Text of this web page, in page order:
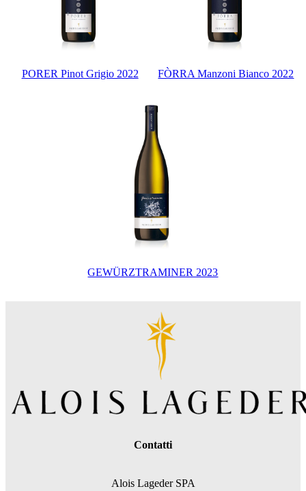
PORER Pinot Grigio 2022 FÒRRA Manzoni Bianco 2022
GEWÜRZTRAMINER 2023
Contatti
Alois Lageder SPA